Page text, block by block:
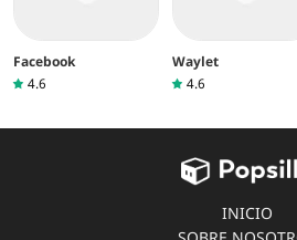
Facebook
4.6
Waylet
4.6
INICIO